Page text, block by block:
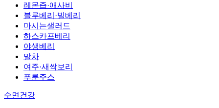
레몬즙·애사비
블루베리·빌베리
마시는샐러드
하스카프베리
야생베리
말차
여주·새싹보리
푸룬주스
수면건강